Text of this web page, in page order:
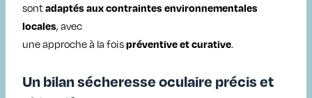
sontadaptés aux contraintes environnementales
locales, avec
une approche à la foispréventive et curative.
Un bilan sécheresse oculaire précis et